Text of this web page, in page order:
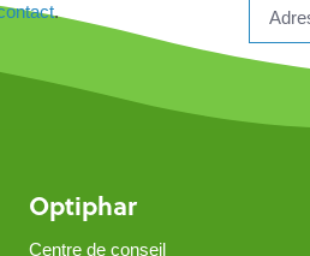
.
Optiphar
Centre de conseil